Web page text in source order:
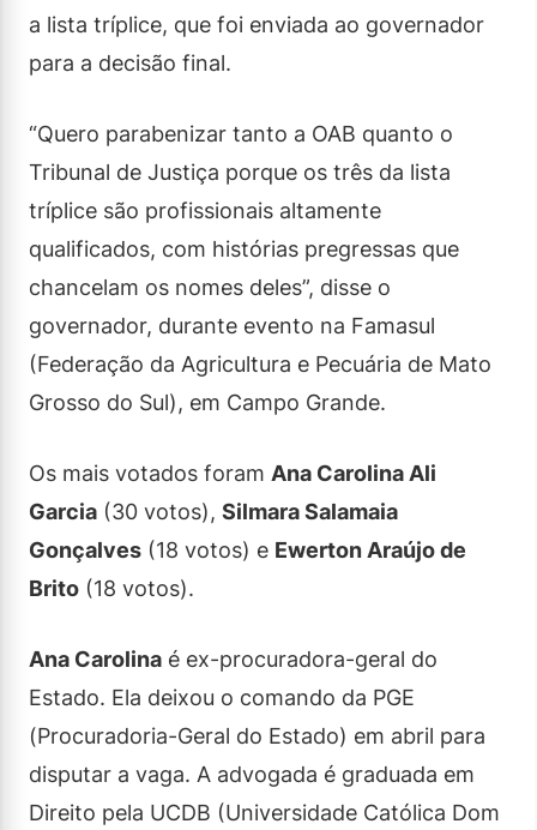
a lista tríplice, que foi enviada ao governador
para a decisão final.
“Quero parabenizar tanto a OAB quanto o
Tribunal de Justiça porque os três da lista
tríplice são profissionais altamente
qualificados, com histórias pregressas que
chancelam os nomes deles”, disse o
governador, durante evento na Famasul
(Federação da Agricultura e Pecuária de Mato
Grosso do Sul), em Campo Grande.
Os mais votados foram Ana Carolina Ali
Garcia (30 votos), Silmara Salamaia
Gonçalves (18 votos) e Ewerton Araújo de
Brito (18 votos).
Ana Carolina é ex-procuradora-geral do
Estado. Ela deixou o comando da PGE
(Procuradoria-Geral do Estado) em abril para
disputar a vaga. A advogada é graduada em
Direito pela UCDB (Universidade Católica Dom